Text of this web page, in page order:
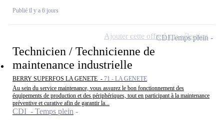
Publié il y a 6 jours
Technicien / Technicienne de
maintenance industrielle
BERRY SUPERFOS LA GENETE - 71 - LA GENETE
Au sein du service maintenance, vous assurez le bon fonctionnement des
équipements de production et des périphériques, tout en participant à la maintenance
préventive et curative afin de garantir la...
CDI - Temps plein
CDITemps plein
Ajouter cette offre à ma sélection